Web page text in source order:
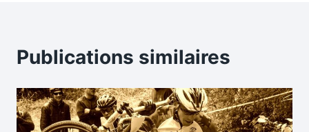
Publications similaires